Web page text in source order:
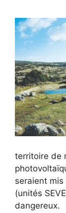
territoire de
seraient
(unités
dangereux.